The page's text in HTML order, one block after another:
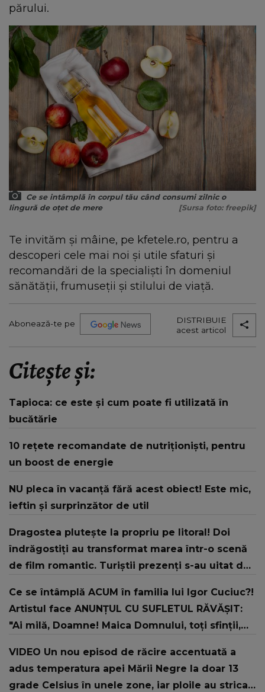
părului.
Ce se intâmplă în corpul tău când consumi zilnic o
lingură de oțet de mere
[Sursa foto: freepik]
Te invităm şi mâine, pe kfetele.ro, pentru a
descoperi cele mai noi și utile sfaturi și
recomandări de la specialiști în domeniul
sănătății, frumuseții și stilului de viață.
Abonează-te pe
DISTRIBUIE
acest articol
Citește și:
Tapioca: ce este și cum poate fi utilizată în
bucătărie
10 rețete recomandate de nutriționiști, pentru
un boost de energie
NU pleca în vacanță fără acest obiect! Este mic,
ieftin și surprinzător de util
Dragostea plutește la propriu pe litoral! Doi
îndrăgostiți au transformat marea într-o scenă
de film romantic. Turiștii prezenți s-au uitat de
Ce se întâmplă ACUM în familia lui Igor Cuciuc?!
Artistul face ANUNȚUL CU SUFLETUL RĂVĂȘIT:
"Ai milă, Doamne! Maica Domnului, toți sfinții,
VIDEO Un nou episod de răcire accentuată a
adus temperatura apei Mării Negre la doar 13
grade Celsius în unele zone, iar ploile au stricat